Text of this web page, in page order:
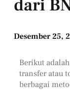
dari
Desember 25,
Berikut
transfer atau
berbagai